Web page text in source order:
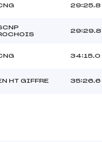
29:25.8
29:29.8
34:15.0
HT GIFFRE 35:26.6